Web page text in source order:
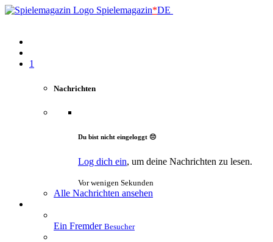
Spielemagazin*DE
1
Nachrichten
Du bist nicht eingeloggt 😔
Log dich ein, um deine Nachrichten zu lesen.
Vor wenigen Sekunden
Alle Nachrichten ansehen
Ein Fremder Besucher